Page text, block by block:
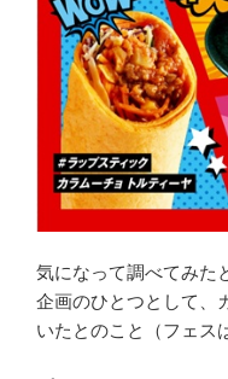
気になって調べてみた
企画のひとつとして、
いたとのこと（フェス